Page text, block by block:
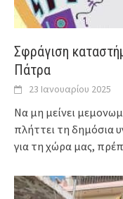
Σφράγιση
Πάτρα
23 Ιανουαρίου 2025
Να μη μείνει
πλήττει τη δημόσια
για τη χώρα μας,